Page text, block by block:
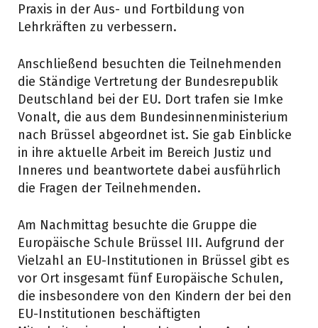
Praxis in der Aus- und Fortbildung von
Lehrkräften zu verbessern.
Anschließend besuchten die Teilnehmenden
die Ständige Vertretung der Bundesrepublik
Deutschland bei der EU. Dort trafen sie Imke
Vonalt, die aus dem Bundesinnenministerium
nach Brüssel abgeordnet ist. Sie gab Einblicke
in ihre aktuelle Arbeit im Bereich Justiz und
Inneres und beantwortete dabei ausführlich
die Fragen der Teilnehmenden.
Am Nachmittag besuchte die Gruppe die
Europäische Schule Brüssel III. Aufgrund der
Vielzahl an EU-Institutionen in Brüssel gibt es
vor Ort insgesamt fünf Europäische Schulen,
die insbesondere von den Kindern der bei den
EU-Institutionen beschäftigten